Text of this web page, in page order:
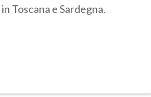
Toscana e Sardegna.